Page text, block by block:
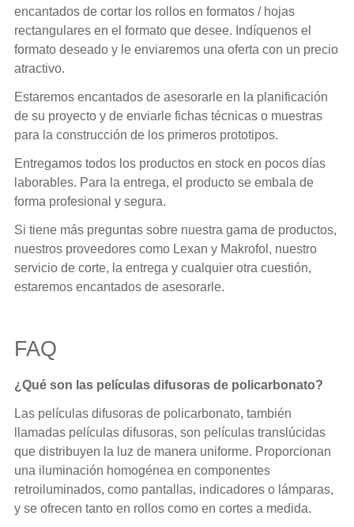
encantados de cortar los rollos en formatos / hojas
rectangulares en el formato que desee. Indíquenos el
formato deseado y le enviaremos una oferta con un precio
atractivo.
Estaremos encantados de asesorarle en la planificación
de su proyecto y de enviarle fichas técnicas o muestras
para la construcción de los primeros prototipos.
Entregamos todos los productos en stock en pocos días
laborables. Para la entrega, el producto se embala de
forma profesional y segura.
Si tiene más preguntas sobre nuestra gama de productos,
nuestros proveedores como Lexan y Makrofol, nuestro
servicio de corte, la entrega y cualquier otra cuestión,
estaremos encantados de asesorarle.
FAQ
¿Qué son las películas difusoras de policarbonato?
Las películas difusoras de policarbonato, también
llamadas películas difusoras, son películas translúcidas
que distribuyen la luz de manera uniforme. Proporcionan
una iluminación homogénea en componentes
retroiluminados, como pantallas, indicadores o lámparas,
y se ofrecen tanto en rollos como en cortes a medida.